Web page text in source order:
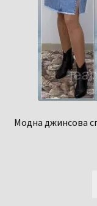
Модна джинсова